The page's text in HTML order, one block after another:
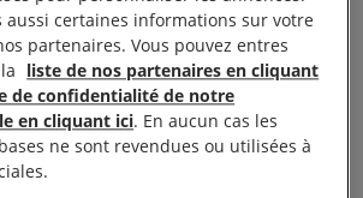
pour présenter une
table ronde sur trente de crimes
russe impunis.
aussi certaines informations sur votre
partenaires. Vous pouvez entres
liste de nos partenaires en cliquant
de confidentialité de notre
en cliquant ici. En aucun cas les
ne sont revendues ou utilisées à